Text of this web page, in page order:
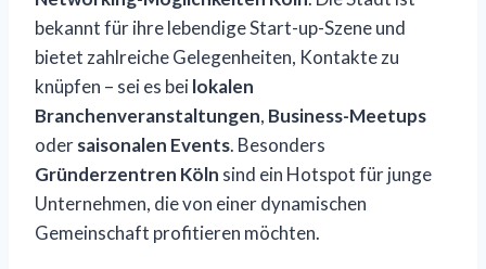
bekannt für ihre lebendige Start-up-Szene und
bietet zahlreiche Gelegenheiten, Kontakte zu
knüpfen – sei es beilokalen
Branchenveranstaltungen, Business-Meetups
odersaisonalen Events. Besonders
Gründerzentren Köln sind ein Hotspot für junge
Unternehmen, die von einer dynamischen
Gemeinschaft profitieren möchten.